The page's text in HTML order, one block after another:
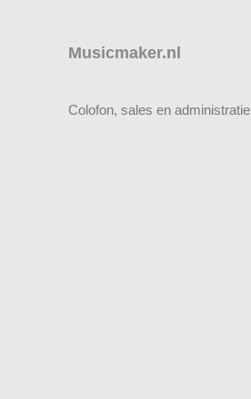
Musicmaker.nl
Colofon, sales en administratie